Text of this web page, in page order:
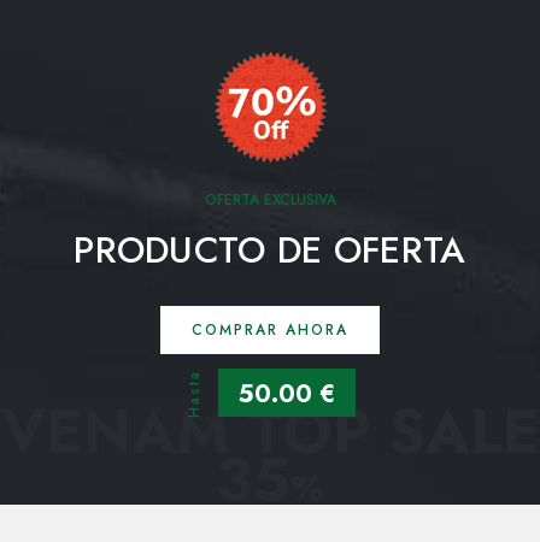
OFERTA EXCLUSIVA
PRODUCTO DE OFERTA
COMPRAR AHORA
Hasta 50.00 €
VENAM TOP SALE
35